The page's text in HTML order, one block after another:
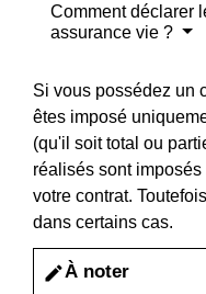
Comment déclarer
assurance vie ?
Si vous possédez un
êtes imposé
(qu'il soit total ou
réalisés sont
votre contrat.
dans certains cas.
editÀ noter